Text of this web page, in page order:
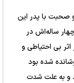
و صحبت با پدر این
فرزند چهار ساله‌اش در
بی احتیاطی و
شده بود
و به علت شدت